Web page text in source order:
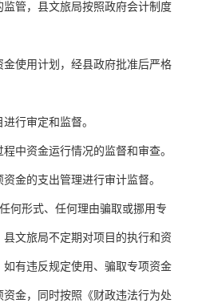
监管，县文旅局按照政府会计制度
金使用计划，经县政府批准后严格
行审定和监督。
中资金运行情况的监督和审查。
金的支出管理进行审计监督。
何形式、任何理由骗取或挪用专
文旅局不定期对项目的执行和资
有违反规定使用、骗取专项资金
金，同时按照《财政违法行为处